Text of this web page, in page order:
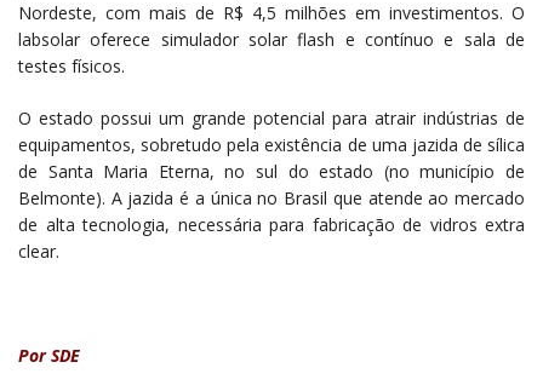
Nordeste, com mais de R$ 4,5 milhões em investimentos. O
labsolar oferece simulador solar flash e contínuo e sala de
testes físicos.
O estado possui um grande potencial para atrair indústrias de
equipamentos, sobretudo pela existência de uma jazida de sílica
de Santa Maria Eterna, no sul do estado (no município de
Belmonte). A jazida é a única no Brasil que atende ao mercado
de alta tecnologia, necessária para fabricação de vidros extra
clear.
Por SDE